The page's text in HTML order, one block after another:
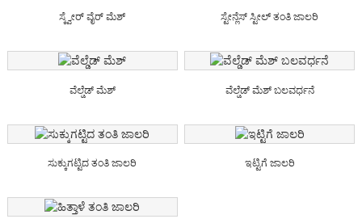
ಸ್ಕ್ವೇರ್ ವೈರ್ ಮೆಶ್ ಸ್ಟೇನ್ಲೆಸ್ ಸ್ಟೀಲ್ ತಂತಿ ಜಾಲರಿ
ವೆಲ್ಡೆಡ್ ಮೆಶ್ ವೆಲ್ಡೆಡ್ ಮೆಶ್ ಬಲವರ್ಧನೆ
ಸುಕ್ಕುಗಟ್ಟಿದ ತಂತಿ ಜಾಲರಿ ಇಟ್ಟಿಗೆ ಜಾಲರಿ